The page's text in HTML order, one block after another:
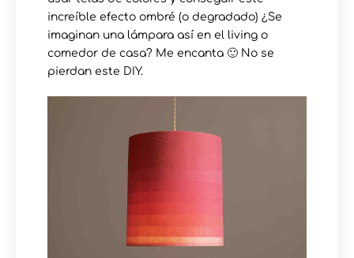
increíble efecto ombré (o degradado) ¿Se
imaginan una lámpara así en el living o
comedor de casa? Me encanta 🙂 No se
pierdan este DIY.